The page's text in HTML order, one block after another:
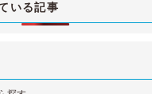
いる記事